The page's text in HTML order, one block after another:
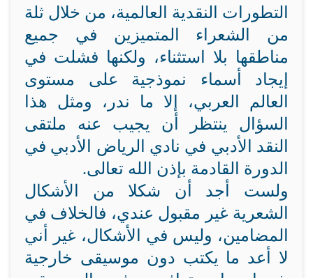
التطورات النقدية العالمية، من خلال ثلة
من الشعراء المتميزين في جميع
مناطقها بلا استثناء، ولكنها فشلت في
إيجاد أسماء نموذجية على مستوى
العالم العربي، إلا ما ندر، ومثل هذا
السؤال ينتظر أن يجيب عنه ملتقى
النقد الأدبي في نادي الرياض الأدبي في
الدورة القادمة بإذن الله تعالى.
ولست أجد أن شكلا من الأشكال
الشعرية غير مقبول عندي، فالخلاف في
المضامين، وليس في الأشكال، غير أني
لا أعد ما يكتب دون موسيقى خارجية